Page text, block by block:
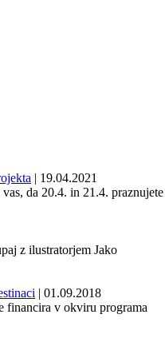
| 19.04.2021
da 20.4. in 21.4. praznujete
z ilustratorjem Jako
| 01.09.2018
financira v okviru programa